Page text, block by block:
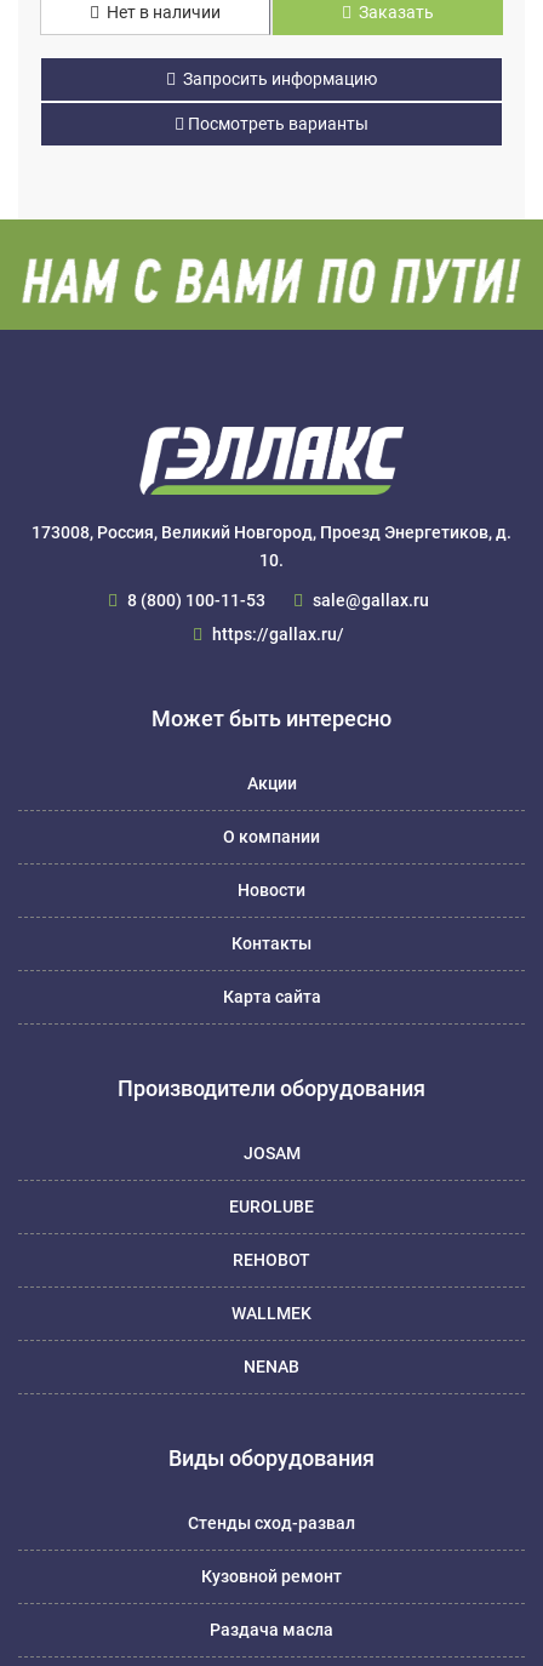
Нет в наличии Заказать
Запросить информацию
Посмотреть варианты
173008, Россия, Великий Новгород, Проезд Энергетиков, д.
10.
8 (800) 100-11-53
sale@gallax.ru
https://gallax.ru/
Может быть интересно
Акции
О компании
Новости
Контакты
Карта сайта
Производители оборудования
JOSAM
EUROLUBE
REHOBOT
WALLMEK
NENAB
Виды оборудования
Стенды сход-развал
Кузовной ремонт
Раздача масла